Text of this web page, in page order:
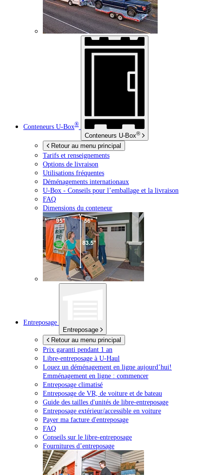
Conteneurs U-Box®
Conteneurs U-Box®
Retour au menu principal
Tarifs et renseignements
Options de livraison
Utilisations fréquentes
Déménagements internationaux
U-Box - Conseils pour l’emballage et la livraison
FAQ
Dimensions du conteneur
Entreposage
Entreposage
Retour au menu principal
Prix garanti pendant 1 an
Libre-entreposage à U-Haul
Louez un déménagement en ligne aujourd’hui!
Emménagement en ligne : commencer
Entreposage climatisé
Entreposage de VR, de voiture et de bateau
Guide des tailles d'unités de libre-entreposage
Entreposage extérieur/accessible en voiture
Payer ma facture d'entreposage
FAQ
Conseils sur le libre-entreposage
Fournitures d’entreposage